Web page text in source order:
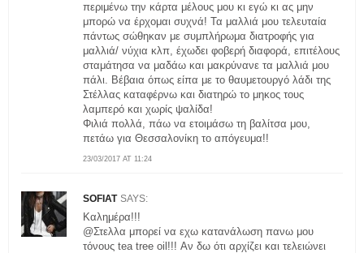
23/03/2017 AT 11:24
περιμένω την κάρτα μέλους μου κι εγώ κι ας μην
μπορώ να έρχομαι συχνά! Τα μαλλιά μου τελευταία
πάντως σώθηκαν με συμπλήρωμα διατροφής για
μαλλιά/ νύχια κλπ, έχωδει φοβερή διαφορά, επιτέλους
σταμάτησα να μαδάω και μακρύνανε τα μαλλιά μου
πάλι. Βέβαια όπως είπα με το θαυμετουργό λάδι της
Στέλλας καταφέρνω και διατηρώ το μηκος τους
λαμπερό και χωρίς ψαλίδα!
Φιλιά πολλά, πάω να ετοιμάσω τη βαλίτσα μου,
πετάω για Θεσσαλονίκη το απόγευμα!!
SOFIAT SAYS:
Καλημέρα!!!
@Στελλα μπορεί να εχω κατανάλωση πανω μου
τόνους tea tree oil!!! Αν δω ότι αρχίζει και τελειώνει